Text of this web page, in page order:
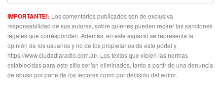
IMPORTANTE!: Los comentarios publicados son de exclusiva
responsabilidad de sus autores, sobre quienes pueden recaer las sanciones
legales que correspondan. Además, en este espacio se representa la
opinión de los usuarios y no de los propietarios de este portal y
https://www.ciudadlaradio.com.ar/. Los textos que violen las normas
establecidas para este sitio serían eliminados, tanto a partir de una denuncia
de abuso por parte de los lectores como por decisión del editor.